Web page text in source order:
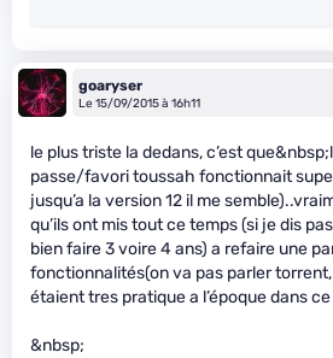
goaryser
Le 15/09/2015 à 16h11
le plus triste la dedans, c’est
passe/favori toussah fonctionnait
jusqu’a la version 12 il me
qu’ils ont mis tout ce temps (si je dis
bien faire 3 voire 4 ans) a refaire une
fonctionnalités(on va pas parler
étaient tres pratique a l’époque dans
&nbsp;